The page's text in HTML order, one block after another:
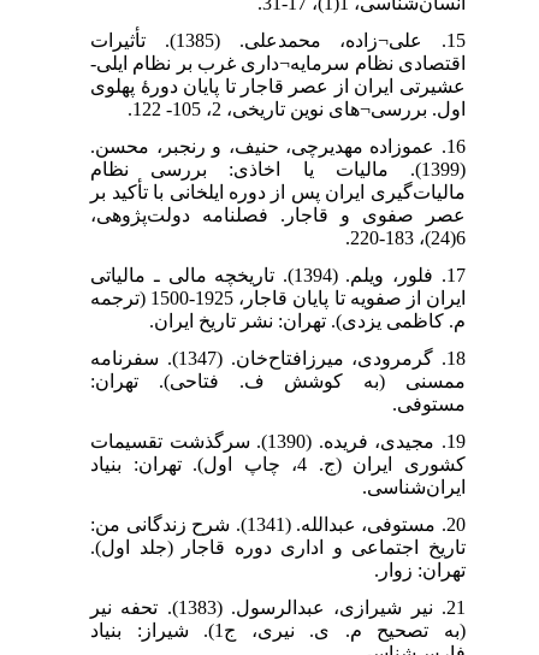
15. علی¬زاده، محمدعلی. (1385). تأثیرات
اقتصادی نظام سرمایه¬داری غرب بر نظام ایلی-
عشیرتی ایران از عصر قاجار تا پایان دورۀ پهلوی
اول. بررسی¬های نوین تاریخی، 2، 105- 122.
16. عموزاده مهدیرچی، حنیف، و رنجبر، محسن.
(1399). مالیات یا اخاذی: بررسی نظام
مالیات‌گیری ایران پس از دوره ایلخانی با تأکید بر
عصر صفوی و قاجار. فصلنامه دولت‌پژوهی،
6(24)، 183-220.
17. فلور، ویلم. (1394). تاریخچه مالی ـ مالیاتی
ایران از صفویه تا پایان قاجار، 1925-1500 (ترجمه
م. کاظمی یزدی). تهران: نشر تاریخ ایران.
18. گرمرودی، میرزافتاح‌خان. (1347). سفرنامه
ممسنی (به کوشش ف. فتاحی). تهران:
مستوفی.
19. مجیدی، فریده. (1390). سرگذشت تقسیمات
کشوری ایران (ج. 4، چاپ اول). تهران: بنیاد
ایران‌شناسی.
20. مستوفی، عبدالله. (1341). شرح زندگانی من:
تاریخ اجتماعی و اداری دوره قاجار (جلد اول).
تهران: زوار.
21. نیر شیرازی، عبدالرسول. (1383). تحفه نیر
(به تصحیح م. ی. نیری، ج1). شیراز: بنیاد